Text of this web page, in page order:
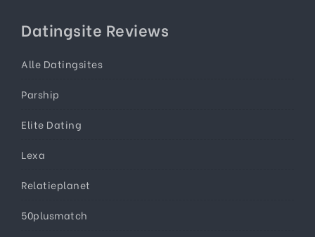
Datingsite Reviews
Alle Datingsites
Parship
Elite Dating
Lexa
Relatieplanet
50plusmatch